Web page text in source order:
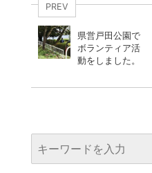
PREV
県営戸田公園で
ボランティア活
動をしました。